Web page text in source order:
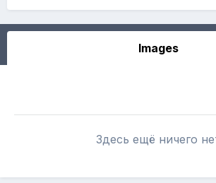
Images
Здесь ещё ничего